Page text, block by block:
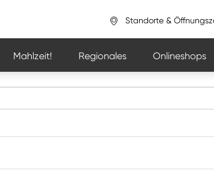
Standorte &
Mahlzeit! Regionales Onlineshops